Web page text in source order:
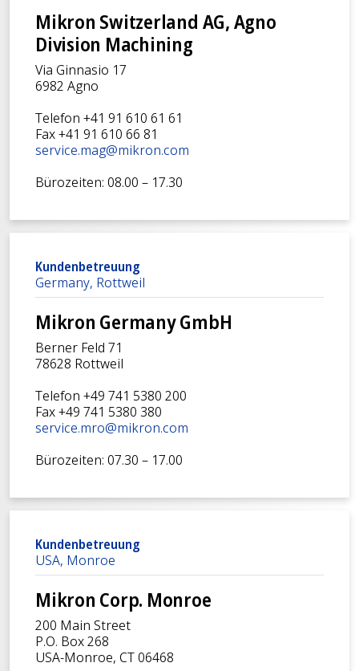
Mikron Switzerland AG, Agno
Division Machining
Via Ginnasio 17
6982 Agno
Telefon +41 91 610 61 61
Fax +41 91 610 66 81
service.mag@mikron.com
Bürozeiten: 08.00 – 17.30
Kundenbetreuung
Germany, Rottweil
Mikron Germany GmbH
Berner Feld 71
78628 Rottweil
Telefon +49 741 5380 200
Fax +49 741 5380 380
service.mro@mikron.com
Bürozeiten: 07.30 – 17.00
Kundenbetreuung
USA, Monroe
Mikron Corp. Monroe
200 Main Street
P.O. Box 268
USA-Monroe, CT 06468